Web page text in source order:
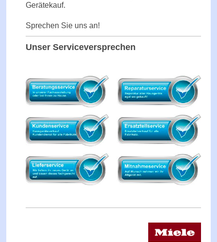
Gerätekauf.
Sprechen Sie uns an!
Unser Serviceversprechen